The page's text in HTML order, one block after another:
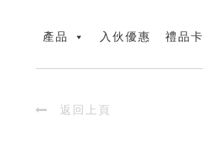
產品 入伙優惠 禮品卡
 返回上頁